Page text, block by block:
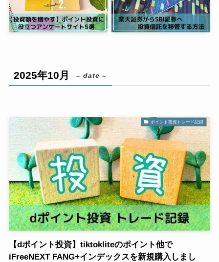
2025年10月 – date –
ポイント投資トレード記録
【dポイント投資】tiktokliteのポイント他で
iFreeNEXT FANG+インデックスを新規購入しまし